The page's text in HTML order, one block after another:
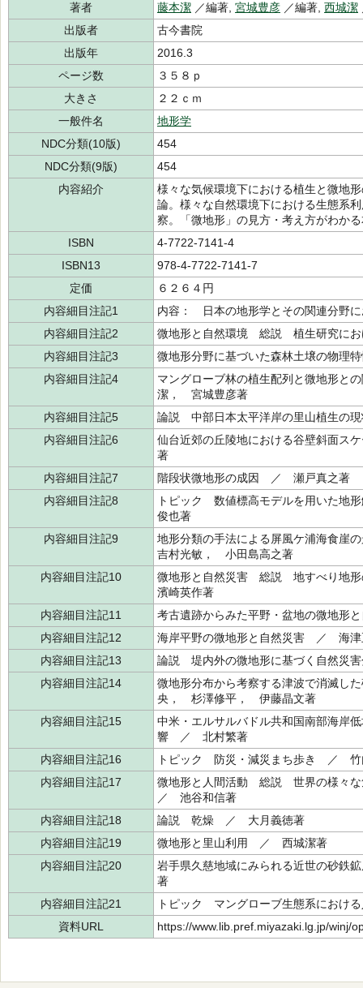
著者
藤本潔 ／編著, 宮城豊彦 ／編著, 西城潔
出版者
古今書院
出版年
2016.3
ページ数
３５８ｐ
大きさ
２２ｃｍ
一般件名
地形学
NDC分類(10版)
454
NDC分類(9版)
454
内容紹介
様々な気候環境下における植生と微地
論。様々な自然環境下における生態系
察。「微地形」の見方・考え方がわか
ISBN
4-7722-7141-4
ISBN13
978-4-7722-7141-7
定価
６２６４円
内容細目注記1
内容： 日本の地形学とその関連分野
内容細目注記2
微地形と自然環境 総説 植生研究に
内容細目注記3
微地形分野に基づいた森林土壌の物
内容細目注記4
マングローブ林の植生配列と微地形
潔， 宮城豊彦著
内容細目注記5
論説 中部日本太平洋岸の里山植生
内容細目注記6
仙台近郊の丘陵地における谷壁斜面
著
内容細目注記7
階段状微地形の成因 ／ 瀬戸真之著
内容細目注記8
トピック 数値標高モデルを用いた地
俊也著
内容細目注記9
地形分類の手法による屏風ケ浦海食
吉村光敏， 小田島高之著
内容細目注記10
微地形と自然災害 総説 地すべり地
濱崎英作著
内容細目注記11
考古遺跡からみた平野・盆地の微地
内容細目注記12
海岸平野の微地形と自然災害 ／ 海津
内容細目注記13
論説 堤内外の微地形に基づく自然災
内容細目注記14
微地形分布から考察する津波で消滅
央， 杉澤修平， 伊藤晶文著
内容細目注記15
中米・エルサルバドル共和国南部海岸
響 ／ 北村繁著
内容細目注記16
トピック 防災・減災まち歩き ／ 竹
内容細目注記17
微地形と人間活動 総説 世界の様々
／ 池谷和信著
内容細目注記18
論説 乾燥 ／ 大月義徳著
内容細目注記19
微地形と里山利用 ／ 西城潔著
内容細目注記20
岩手県久慈地域にみられる近世の砂
著
内容細目注記21
トピック マングローブ生態系におけ
資料URL
https://www.lib.pref.miyazaki.lg.jp/winj/